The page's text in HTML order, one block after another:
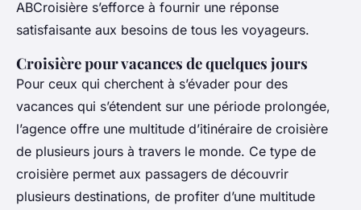
ABCroisière s’efforce à fournir une réponse
satisfaisante aux besoins de tous les voyageurs.
Croisière pour vacances de quelques jours
Pour ceux qui cherchent à s’évader pour des
vacances qui s’étendent sur une période prolongée,
l’agence offre une multitude d’itinéraire de croisière
de plusieurs jours à travers le monde. Ce type de
croisière permet aux passagers de découvrir
plusieurs destinations, de profiter d’une multitude